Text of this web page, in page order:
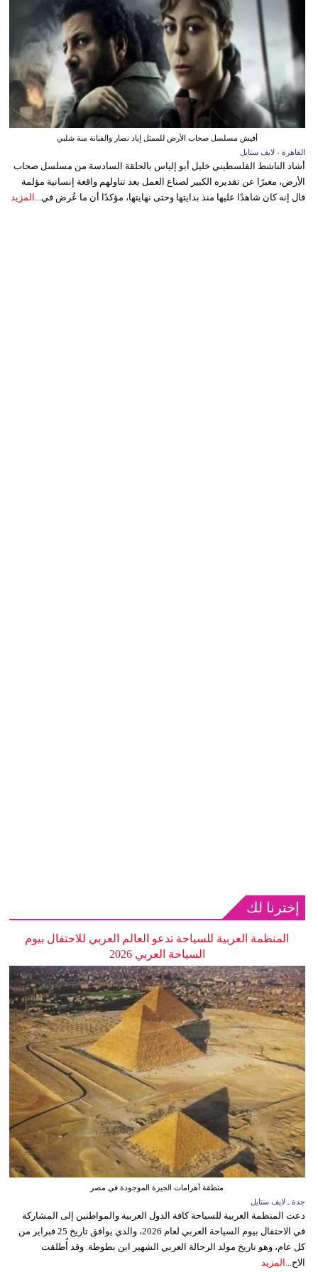
أفيش مسلسل صحاب الأرض للممثل إياد نصار والفنانة منة شلبي
القاهرة - لايف ستايل
أشاد الناشط الفلسطيني خليل أبو إلياس بالحلقة السادسة من مسلسل صحاب
الأرض، معبرًا عن تقديره الكبير لصناع العمل بعد تناولهم واقعة إنسانية مؤلمة
قال إنه كان شاهدًا عليها منذ بدايتها وحتى نهايتها، مؤكدًا أن ما عُرض في... المزيد
إخترنا لك
المنظمة العربية للسياحة تدعو العالم العربي للاحتفال بيوم
السياحة العربي 2026
منطقة أهرامات الجيزة الموجودة في مصر
جدة ـ لايف ستايل
دعت المنظمة العربية للسياحة كافة الدول العربية والمواطنين إلى المشاركة
في الاحتفال بيوم السياحة العربي لعام 2026، والذي يوافق تاريخ 25 فبراير من
كل عام، وهو تاريخ مولد الرحالة العربي الشهير ابن بطوطة. وقد أُطلقت
الاح... المزيد